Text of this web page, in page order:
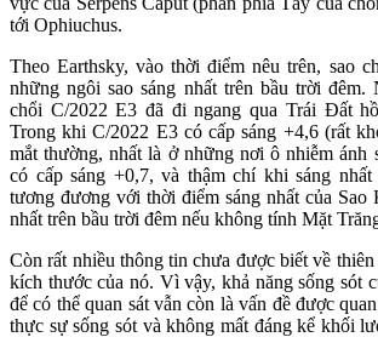
tới Ophiuchus.
Theo Earthsky, vào thời điểm nêu trên, sao
những ngôi sao sáng nhất trên bầu trời đêm.
chổi C/2022 E3 đã đi ngang qua Trái Đất
Trong khi C/2022 E3 có cấp sáng +4,6 (rất
mắt thường, nhất là ở những nơi ô nhiễm ánh
có cấp sáng +0,7, và thậm chí khi sáng
tương đương với thời điểm sáng nhất của Sao
nhất trên bầu trời đêm nếu không tính Mặt
Còn rất nhiều thông tin chưa được biết về thiên
kích thước của nó. Vì vậy, khả năng sống sót
để có thể quan sát vẫn còn là vấn đề được
thực sự sống sót và không mất đáng kể khối